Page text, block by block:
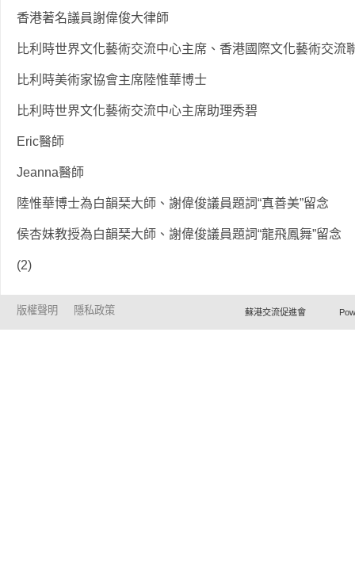
香港著名議員謝偉俊大律師
比利時世界文化藝術交流中心主席、香港國際文化藝術交流
比利時美術家協會主席陸惟華博士
比利時世界文化藝術交流中心主席助理秀碧
Eric醫師
Jeanna醫師
陸惟華博士為白韻琹大師、謝偉俊議員題詞“真善美”留念
侯杏妹教授為白韻琹大師、謝偉俊議員題詞“龍飛鳳舞”留念
(2)
版權聲明 隱私政策 蘇港交流促進會